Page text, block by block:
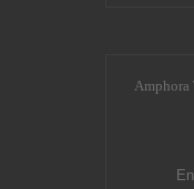
Amphora